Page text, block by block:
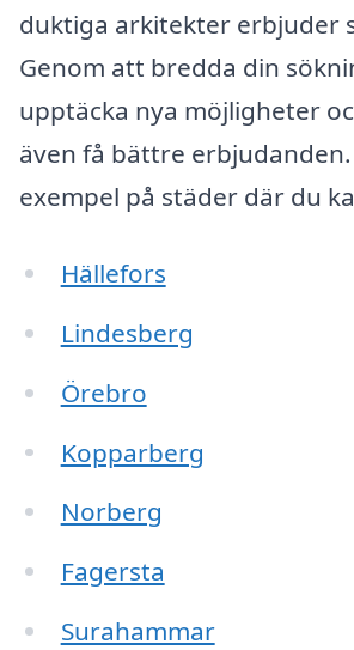
duktiga arkitekter erbjuder
Genom att bredda din
upptäcka nya möjligheter
även få bättre
exempel på städer där du
Hällefors
Lindesberg
Örebro
Kopparberg
Norberg
Fagersta
Surahammar